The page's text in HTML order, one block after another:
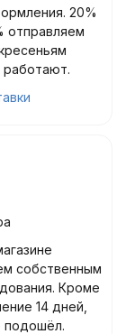
20%
отправляем
работают.
собственным
Кроме
14 дней,
подошёл.